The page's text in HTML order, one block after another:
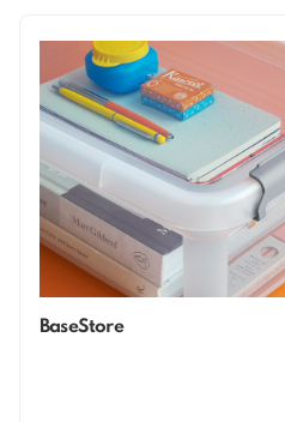
BaseStore